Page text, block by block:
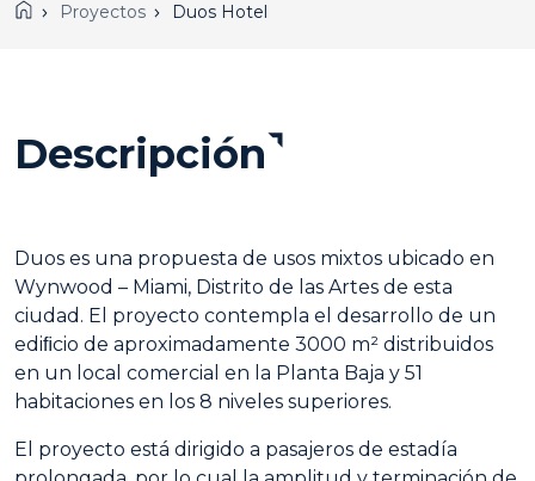
Proyectos Duos Hotel
Descripción
Duos es una propuesta de usos mixtos ubicado en
Wynwood – Miami, Distrito de las Artes de esta
ciudad. El proyecto contempla el desarrollo de un
ediﬁcio de aproximadamente 3000 m² distribuidos
en un local comercial en la Planta Baja y 51
habitaciones en los 8 niveles superiores.
El proyecto está dirigido a pasajeros de estadía